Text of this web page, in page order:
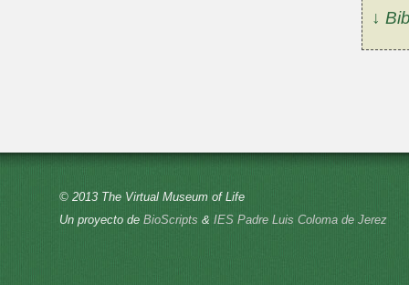
↓
© 2013 The Virtual Museum of Life
Un proyecto de BioScripts & IES Padre Luis Coloma de Jerez